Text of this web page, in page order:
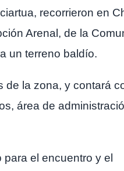
recorrieron en
Arenal, de la
un terreno baldío.
de la zona, y contará
área de
el encuentro y el